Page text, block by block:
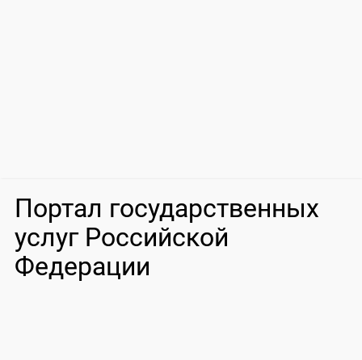
Портал государственных
услуг Российской
Федерации